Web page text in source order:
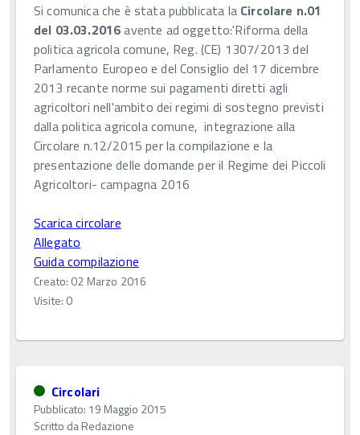
Si comunica che è stata pubblicata la Circolare n.01
del 03.03.2016avente ad oggetto:'Riforma della
politica agricola comune, Reg. (CE) 1307/2013 del
Parlamento Europeo e del Consiglio del 17 dicembre
2013 recante norme sui pagamenti diretti agli
agricoltori nell'ambito dei regimi di sostegno previsti
dalla politica agricola comune, integrazione alla
Circolare n.12/2015 per la compilazione e la
presentazione delle domande per il Regime dei Piccoli
Agricoltori- campagna 2016
Scarica circolare
Allegato
Guida compilazione
Creato: 02 Marzo 2016
Visite: 0
Circolari
Pubblicato: 19 Maggio 2015
Scritto daRedazione